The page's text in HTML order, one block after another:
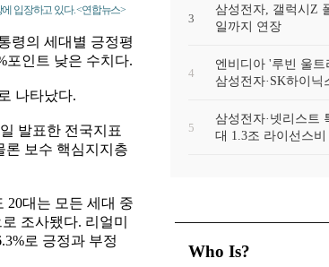
입장하고 있다. <연합뉴스>
령의 세대별 긍정평
포인트 낮은 수치다.
나타났다.
발표한 전국지표
론 보수 핵심지지층
20대는 모든 세대 중
조사됐다. 리얼미
로 긍정과 부정
3
삼성전자, 갤럭시Z
일까지 연장
4
엔비디아 '루빈 울
삼성전자·SK하이닉
5
삼성전자·넷리스트
대 1.3조 라이선스비
Who Is?